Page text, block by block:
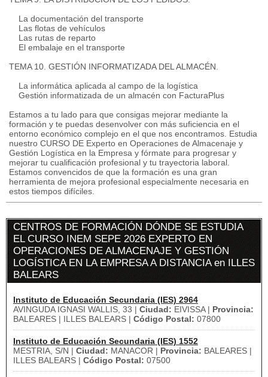
La documentación del transporte
Las flotas de vehículos
Las rutas de reparto
El embalaje en el transporte
TEMA 10. GESTIÓN INFORMATIZADA DEL ALMACÉN.
La informática aplicada al campo de la logística
Gestión informatizada de un almacén con FacturaPlus
Estamos a tu lado para que consigas mejorar mediante la
formación y te puedas desenvolver con más suficiencia en el
entorno económico complejo en el que nos encontramos. Estudia
nuestro CURSO DE Experto en Operaciones de Almacenaje y
Gestión Logística en la Empresa y fórmate para progresar y
mejorar tu cualificación profesional y tu trayectoria laboral.
Estamos convencidos de que la formación es una gran
herramienta de mejora profesional especialmente necesaria en
estos tiempos difíciles.
CENTROS DE FORMACIÓN DÓNDE SE ESTUDIA
EL CURSO INEM SEPE 2026 EXPERTO EN
OPERACIONES DE ALMACENAJE Y GESTIÓN
LOGÍSTICA EN LA EMPRESA A DISTANCIA en ILLES
BALEARS
Instituto de Educación Secundaria (IES) 2964
AVINGUDA IGNASI WALLIS, 33 | Ciudad: EIVISSA | Provincia:
BALEARES | ILLES BALEARS | Código Postal: 07800
Instituto de Educación Secundaria (IES) 1552
MESTRIA, S/N | Ciudad: MANACOR | Provincia: BALEARES |
ILLES BALEARS | Código Postal: 07500